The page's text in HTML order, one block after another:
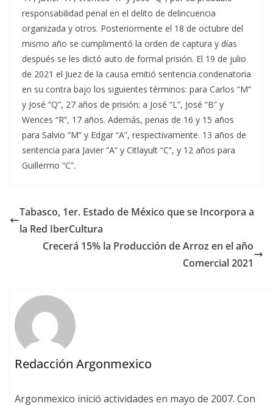
responsabilidad penal en el delito de delincuencia
organizada y otros. Posteriormente el 18 de octubre del
mismo año se cumplimentó la orden de captura y días
después se les dictó auto de formal prisión. El 19 de julio
de 2021 el Juez de la causa emitió sentencia condenatoria
en su contra bajo los siguientes términos: para Carlos “M”
y José “Q”, 27 años de prisión; a José “L”, José “B” y
Wences “R”, 17 años. Además, penas de 16 y 15 años
para Salvio “M” y Edgar “A”, respectivamente. 13 años de
sentencia para Javier “A” y Citlayult “C”, y 12 años para
Guillermo “C”.
Tabasco, 1er. Estado de México que se Incorpora a
la Red IberCultura
Crecerá 15% la Producción de Arroz en el año
Comercial 2021
Redacción Argonmexico
Argonmexico inició actividades en mayo de 2007. Con